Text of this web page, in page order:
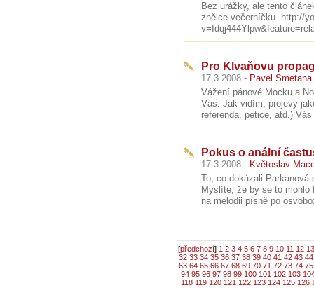
Bez urážky, ale tento
znělce večerníčku. http://
Pro Klvaňovu
17.3.2008 - Pavel Smetana
Vážení pánové Mocku a
Vás. Jak vidím, projevy
referenda, petice, atd.)
Pokus o anální
17.3.2008 - Květoslav
To, co dokázali
Myslíte, že by se to
na melodii písně po
[předchozí] 1 2 3 4 5 6 7 8 9 10 11 12 13
32 33 34 35 36 37 38 39 40 41 42 43 44
63 64 65 66 67 68 69 70 71 72 73 74 75
94 95 96 97 98 99 100 101 102 103
118 119 120 121 122 123 124 125 126